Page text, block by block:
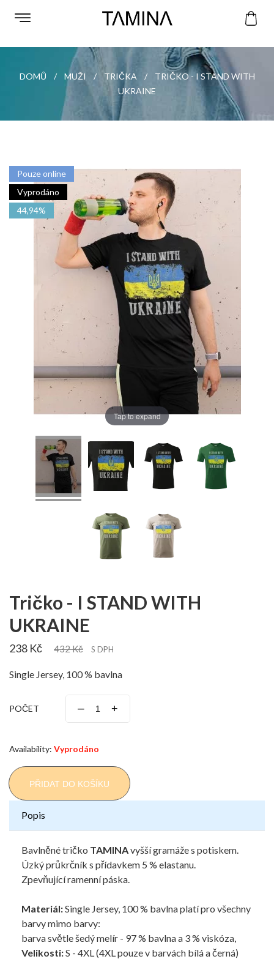
DOMŮ MUŽI TRIČKA
TRIČKO - I STAND WITH
UKRAINE
Pouze online
Vyprodáno
44,94%
Tap to expand
Tričko - I STAND WITH
UKRAINE
238 Kč 432 Kč S DPH
Single Jersey, 100 % bavlna
POČET – +
Availability: Vyprodáno
PŘIDAT DO KOŠÍKU
Popis
Bavlněné tričko TAMINAvyšší gramáže s potiskem.
Úzký průkrčník s přídavkem 5 % elastanu.
Zpevňující ramenní páska.
Materiál:Single Jersey, 100 % bavlna platí pro všechny
barvy mimo barvy:
barva světle šedý melír - 97 % bavlna a 3 % viskóza,
Velikosti:S - 4XL (4XL pouze v barvách bílá a černá)